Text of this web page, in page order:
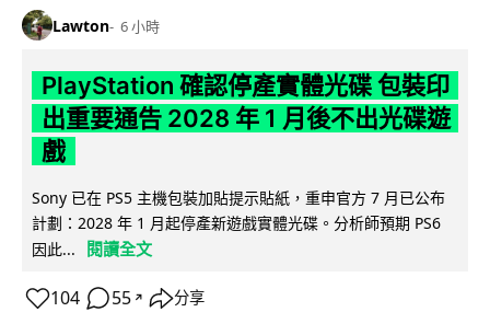
Lawton 6 小時
PlayStation 確認停產實體光碟 包裝印
出重要通告 2028 年 1 月後不出光碟遊
戲
Sony 已在 PS5 主機包裝加貼提示貼紙，重申官方 7 月已公布
計劃：2028 年 1 月起停產新遊戲實體光碟。分析師預期 PS6
因此...
閱讀全文
104 55 ↗ 分享